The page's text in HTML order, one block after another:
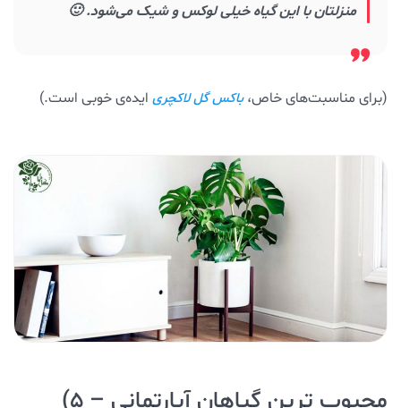
منزلتان با این گیاه خیلی لوکس و شیک می‌شود. 🙂
(برای مناسبت‌های خاص،باکس گل لاکچری ایده‌ی خوبی است.)
محبوب ترین گیاهان آپارتمانی – ۵)